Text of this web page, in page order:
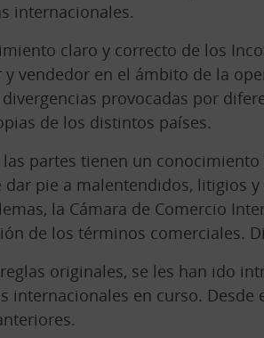
internacionales.
claro y correcto de los
vendedor en el ámbito de la
provocadas por
de los distintos países.
partes tienen un
dar pie a malentendidos, litigios
la Cámara de Comercio
de los términos comerciales.
originales, se les han ido
internacionales en curso.